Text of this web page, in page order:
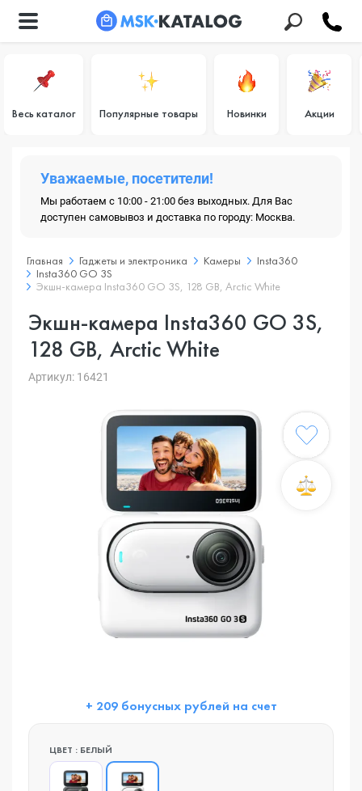
Весь каталог Популярные товары Новинки Акции
Уважаемые, посетители!
Мы работаем с 10:00 - 21:00 без выходных. Для Вас
доступен самовывоз и доставка по городу: Москва.
Главная Гаджеты и электроника Камеры
Insta360
Insta360 GO 3S
Экшн-камера Insta360 GO 3S, 128 GB, Arctic White
Экшн-камера Insta360 GO 3S,
128 GB, Arctic White
Артикул: 16421
+ 209 бонусных рублей на счет
ЦВЕТ : БЕЛЫЙ